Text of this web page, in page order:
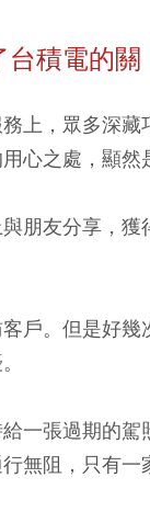
積電的關
上，眾多深
心之處，顯然
朋友分享，
戶。但是好
一張過期的
無阻，只有